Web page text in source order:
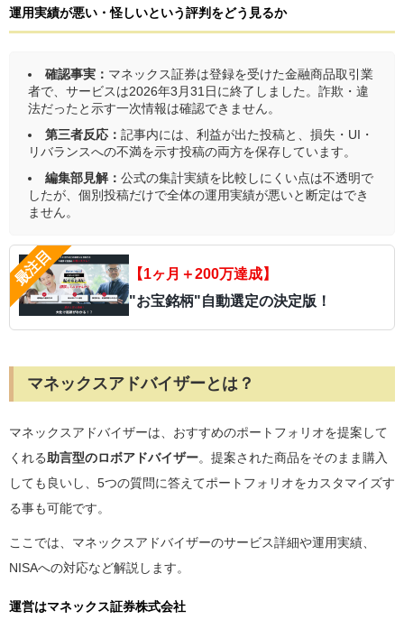
運用実績が悪い・怪しいという評判をどう見るか
確認事実： マネックス証券は登録を受けた金融商品取引業
者で、サービスは2026年3月31日に終了しました。詐欺・違
法だったと示す一次情報は確認できません。
第三者反応： 記事内には、利益が出た投稿と、損失・UI・
リバランスへの不満を示す投稿の両方を保存しています。
編集部見解： 公式の集計実績を比較しにくい点は不透明で
したが、個別投稿だけで全体の運用実績が悪いと断定はでき
ません。
【1ヶ月＋200万達成】
"お宝銘柄"自動選定の決定版！
マネックスアドバイザーとは？
マネックスアドバイザーは、おすすめのポートフォリオを提案して
くれる助言型のロボアドバイザー。提案された商品をそのまま購入
しても良いし、5つの質問に答えてポートフォリオをカスタマイズす
る事も可能です。
ここでは、マネックスアドバイザーのサービス詳細や運用実績、
NISAへの対応など解説します。
運営はマネックス証券株式会社